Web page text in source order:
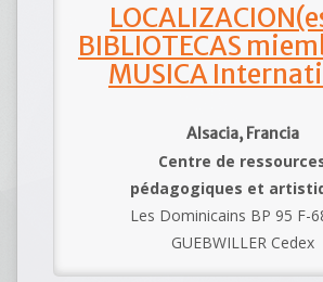
BIBLIOTECAS
MUSICA
Alsacia, Francia
Centre de
pédagogiques et
Les Dominicains BP 95 F-
GUEBWILLER Cedex